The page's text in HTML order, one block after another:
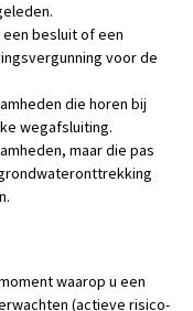
besluit of een
voor de
die horen bij
wegafsluiting.
maar die pas
waarop u een
(actieve risico-